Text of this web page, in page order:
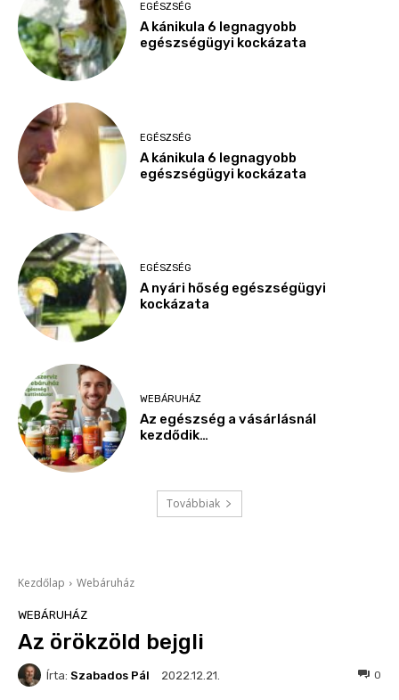
EGÉSZSÉG
A kánikula 6 legnagyobb
egészségügyi kockázata
EGÉSZSÉG
A kánikula 6 legnagyobb
egészségügyi kockázata
EGÉSZSÉG
A nyári hőség egészségügyi
kockázata
WEBÁRUHÁZ
Az egészség a vásárlásnál
kezdődik…
Továbbiak